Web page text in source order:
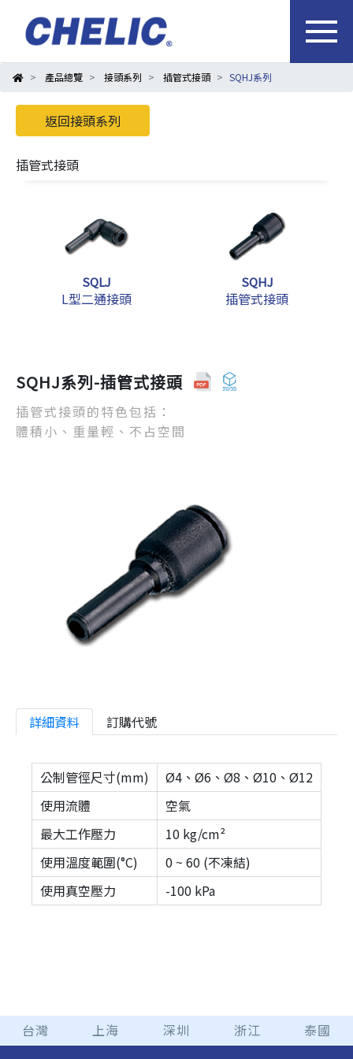
產品總覽 接頭系列 插管式接頭 SQHJ系列
返回接頭系列
插管式接頭
SQLJ
L型二通接頭
SQHJ
插管式接頭
SQHJ系列-插管式接頭
插管式接頭的特色包括：
體積小、重量輕、不占空間
詳細資料 訂購代號
公制管徑尺寸(mm)
Ø4、Ø6、Ø8、Ø10、Ø12
使用流體
空氣
最大工作壓力
10 kg/cm²
使用溫度範圍(°C)
0 ~ 60 (不凍結)
使用真空壓力
-100 kPa
台灣 上海 深圳 浙江 泰國